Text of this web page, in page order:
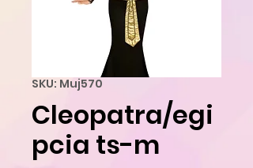
SKU: Muj570
Cleopatra/egi
pcia ts-m